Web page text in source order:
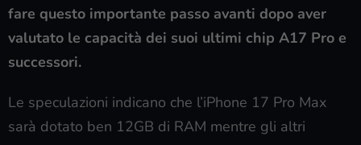
fare questo importante passo avanti dopo aver
valutato le capacità dei suoi ultimi chip A17 Pro e
successori.
Le speculazioni indicano che l’iPhone 17 Pro Max
sarà dotato ben 12GB di RAM mentre gli altri